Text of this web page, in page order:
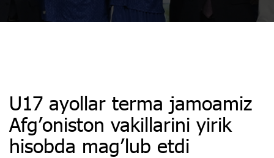
U17 ayollar terma jamoamiz
Afg’oniston vakillarini yirik
hisobda mag’lub etdi